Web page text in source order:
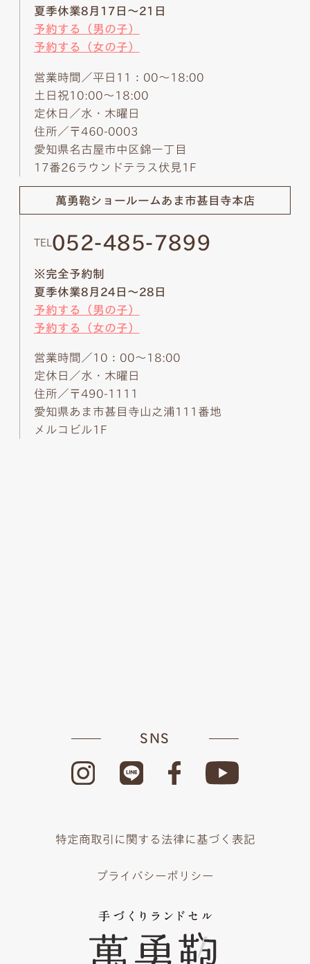
夏季休業8月17日～21日
予約する（男の子）
予約する（女の子）
営業時間／平日11：00～18:00
土日祝10:00～18:00
定休日／水・木曜日
住所／〒460-0003
愛知県名古屋市中区錦一丁目
17番26ラウンドテラス伏見1F
萬勇鞄ショールームあま市甚目寺本店
TEL 052-485-7899
※完全予約制
夏季休業8月24日～28日
予約する（男の子）
予約する（女の子）
営業時間／10：00～18:00
定休日／水・木曜日
住所／〒490-1111
愛知県あま市甚目寺山之浦111番地
メルコビル1F
SNS
特定商取引に関する法律に基づく表記
プライバシーポリシー